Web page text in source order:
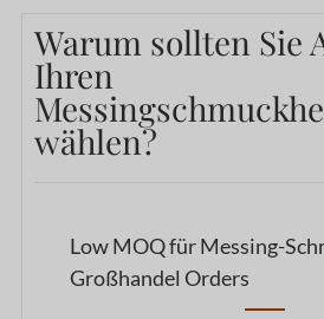
Warum sollten Sie
Ihren
wählen?
Low MOQ für Messing-
Großhandel Orders